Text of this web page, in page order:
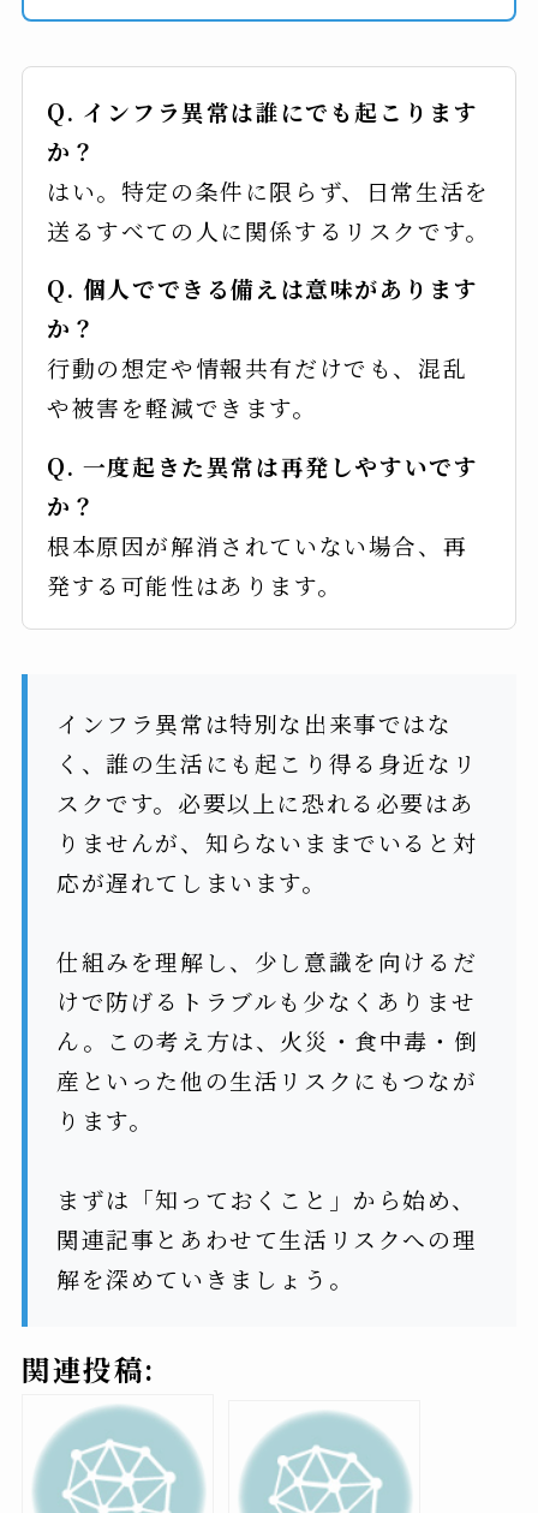
Q. インフラ異常は誰にでも起こります
か？
はい。特定の条件に限らず、日常生活を
送るすべての人に関係するリスクです。
Q. 個人でできる備えは意味があります
か？
行動の想定や情報共有だけでも、混乱
や被害を軽減できます。
Q. 一度起きた異常は再発しやすいです
か？
根本原因が解消されていない場合、再
発する可能性はあります。
インフラ異常は特別な出来事ではな
く、誰の生活にも起こり得る身近なリ
スクです。必要以上に恐れる必要はあ
りませんが、知らないままでいると対
応が遅れてしまいます。
仕組みを理解し、少し意識を向けるだ
けで防げるトラブルも少なくありませ
ん。この考え方は、火災・食中毒・倒
産といった他の生活リスクにもつなが
ります。
まずは「知っておくこと」から始め、
関連記事とあわせて生活リスクへの理
解を深めていきましょう。
関連投稿: